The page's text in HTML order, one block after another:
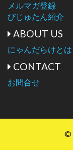
メルマガ登録
びじゅたん紹介
ABOUT US
にゃんだらけとは
CONTACT
お問合せ
©